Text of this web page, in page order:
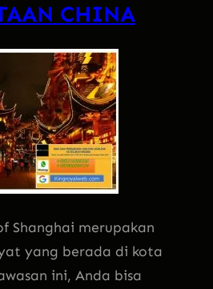
CHINA
Shanghai merupakan
yang berada di kota
ini, Anda bisa